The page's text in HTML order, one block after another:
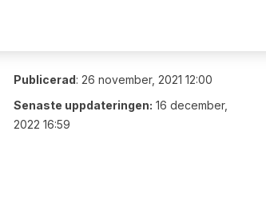
Publicerad: 26 november, 2021 12:00
Senaste uppdateringen: 16 december,
2022 16:59